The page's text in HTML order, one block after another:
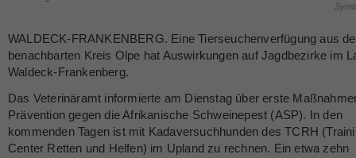
WALDECK-FRANKENBERG. Eine Tierseuchenverfügung aus
benachbarten Kreis Olpe hat Auswirkungen auf Jagdbezirke im
Waldeck-Frankenberg.
Das Veterinäramt informierte am Dienstag über erste
Prävention gegen die Afrikanische Schweinepest (ASP). In den
kommenden Tagen ist mit Kadaversuchhunden des TCRH
Center Retten und Helfen) im Upland zu rechnen. Ein etwa zehn